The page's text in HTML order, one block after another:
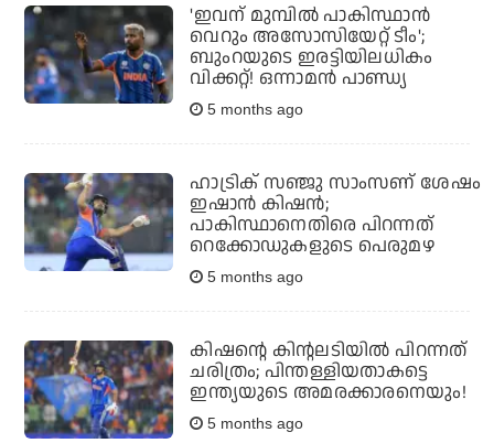
'ഇവന് മുമ്പില്‍ പാകിസ്ഥാന്‍
വെറും അസോസിയേറ്റ് ടീം';
ബുംറയുടെ ഇരട്ടിയിലധികം
വിക്കറ്റ്! ഒന്നാമന്‍ പാണ്ഡ്യ
5 months ago
ഹാട്രിക് സഞ്ജു സാംസണ് ശേഷം
ഇഷാന്‍ കിഷന്‍;
പാകിസ്ഥാനെതിരെ പിറന്നത്
റെക്കോഡുകളുടെ പെരുമഴ
5 months ago
കിഷന്റെ കിന്റലടിയില്‍ പിറന്നത്
ചരിത്രം; പിന്തള്ളിയതാകട്ടെ
ഇന്ത്യയുടെ അമരക്കാരനെയും!
5 months ago